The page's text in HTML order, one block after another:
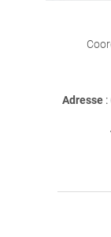
Adresse